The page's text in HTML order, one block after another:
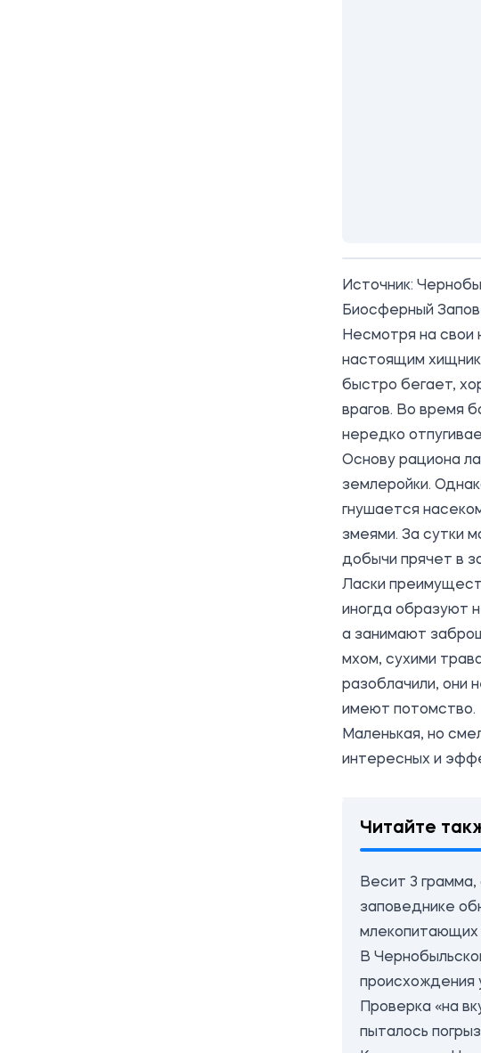
Источник:
Биосферный
Несмотря на свои
настоящим
быстро бегает,
врагов. Во время
нередко
Основу рациона
землеройки.
гнушается
змеями. За сутки
добычи прячет в
Ласки
иногда образуют
а занимают
мхом, сухими
разоблачили, они
имеют потомство.
Маленькая, но
интересных и
Читайте
Весит 3
заповеднике
млекопитающих
В
происхождения
Проверка «на
пыталось